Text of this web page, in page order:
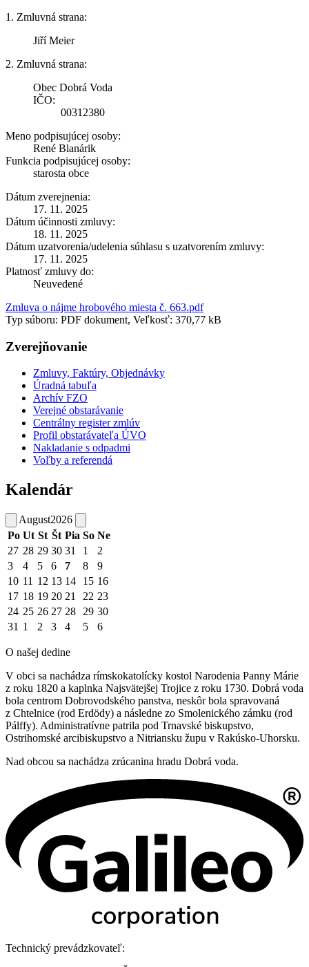
1. Zmluvná strana:
Jiří Meier
2. Zmluvná strana:
Obec Dobrá Voda
IČO:
00312380
Meno podpisujúcej osoby:
René Blanárik
Funkcia podpisujúcej osoby:
starosta obce
Dátum zverejnenia:
17. 11. 2025
Dátum účinnosti zmluvy:
18. 11. 2025
Dátum uzatvorenia/udelenia súhlasu s uzatvorením zmluvy:
17. 11. 2025
Platnosť zmluvy do:
Neuvedené
Zmluva o nájme hrobového miesta č. 663.pdf
Typ súboru: PDF dokument, Veľkosť: 370,77 kB
Zverejňovanie
Zmluvy, Faktúry, Objednávky
Úradná tabuľa
Archív FZO
Verejné obstarávanie
Centrálny register zmlúv
Profil obstarávateľa ÚVO
Nakladanie s odpadmi
Voľby a referendá
Kalendár
August2026
Po Ut St Št Pia So Ne
27 28 29 30 31 1
2
3
4 5 6 7 8
9
10 11 12 13 14 15 16
17 18 19 20 21 22 23
24 25 26 27 28 29 30
31 1 2 3 4 5 6
O našej dedine
V obci sa nachádza rímskokatolícky kostol Narodenia Panny Márie
z roku 1820 a kaplnka Najsvätejšej Trojice z roku 1730. Dobrá voda
bola centrom Dobrovodského panstva, neskôr bola spravovaná
z Chtelnice (rod Erdödy) a následne zo Smolenického zámku (rod
Pálffy). Administratívne patrila pod Trnavské biskupstvo,
Ostrihomské arcibiskupstvo a Nitriansku župu v Rakúsko-Uhorsku.
Nad obcou sa nachádza zrúcanina hradu Dobrá voda.
Technický prevádzkovateľ: